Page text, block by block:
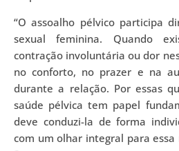
“O assoalho pélvico participa
sexual feminina. Quando
contração involuntária ou dor
no conforto, no prazer e na
durante a relação. Por essas
saúde pélvica tem papel
deve conduzi-la de forma
com um olhar integral para essa